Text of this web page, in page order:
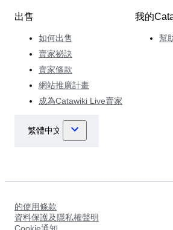
出售
如何出售
賣家祕訣
賣家條款
網站推廣計畫
成為Catawiki Live賣家
我的
幫
的使用條款
資料保護及隱私權聲明